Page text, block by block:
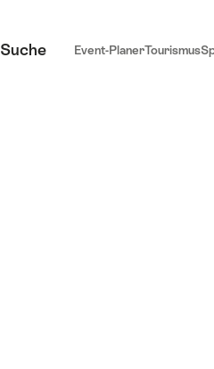
Suche Event-PlanerTourismus